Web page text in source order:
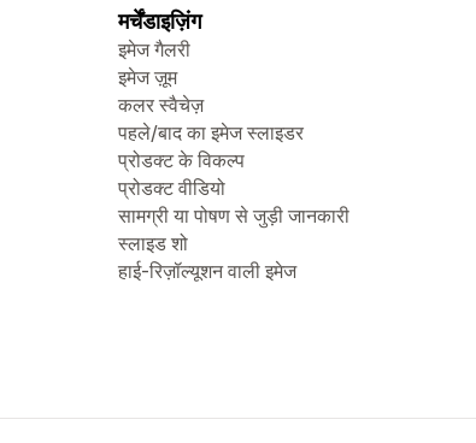
मर्चेंडाइज़िंग
इमेज गैलरी
इमेज ज़ूम
कलर स्वैचेज़
पहले/बाद का इमेज स्लाइडर
प्रोडक्ट के विकल्प
प्रोडक्ट वीडियो
सामग्री या पोषण से जुड़ी जानकारी
स्लाइड शो
हाई-रिज़ॉल्यूशन वाली इमेज